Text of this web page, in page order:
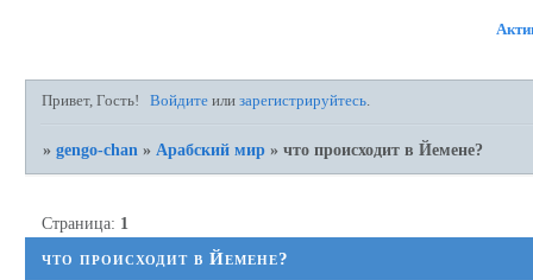
Привет, Гость! Войдите илизарегистрируйтесь.
»gengo-chan » Арабский мир »что происходит в Йемене?
что происходит в Йемене?
Страница: 1